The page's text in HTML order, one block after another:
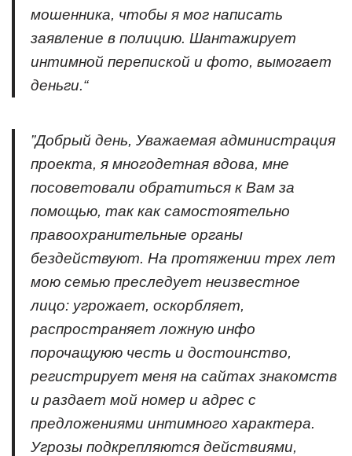
мошенника, чтобы я мог написать
заявление в полицию. Шантажирует
интимной перепиской и фото, вымогает
деньги.“
”Добрый день, Уважаемая администрация
проекта, я многодетная вдова, мне
посоветовали обратиться к Вам за
помощью, так как самостоятельно
правоохранительные органы
бездействуют. На протяжении трех лет
мою семью преследует неизвестное
лицо: угрожает, оскорбляет,
распространяет ложную инфо
порочащуюю честь и достоинство,
регистрирует меня на сайтах знакомств
и раздает мой номер и адрес с
предложениями интимного характера.
Угрозы подкрепляются действиями,